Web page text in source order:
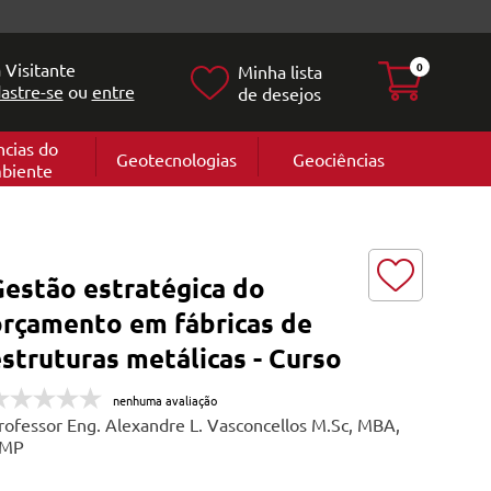
Visitante
se ou entre
Minha lista
de desejos
0
do
Geociências
Geologia
Geotecnologias
estratégica do
em fábricas de
metálicas - Curso
nenhuma avaliação
Eng. Alexandre L. Vasconcellos M.Sc, MBA,